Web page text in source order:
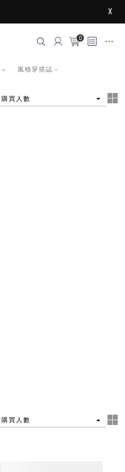
X
0
風格穿搭誌
購買人數
購買人數